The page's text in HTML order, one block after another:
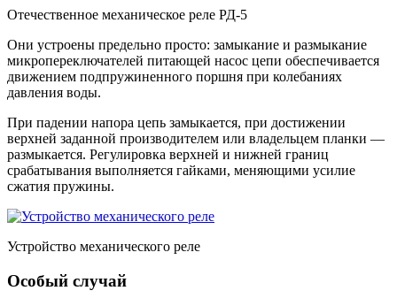
Отечественное механическое реле РД-5
Они устроены предельно просто: замыкание и размыкание
микропереключателей питающей насос цепи обеспечивается
движением подпружиненного поршня при колебаниях
давления воды.
При падении напора цепь замыкается, при достижении
верхней заданной производителем или владельцем планки —
размыкается. Регулировка верхней и нижней границ
срабатывания выполняется гайками, меняющими усилие
сжатия пружины.
Устройство механического реле
Особый случай